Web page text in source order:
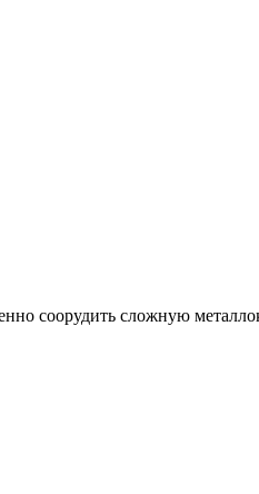
соорудить сложную